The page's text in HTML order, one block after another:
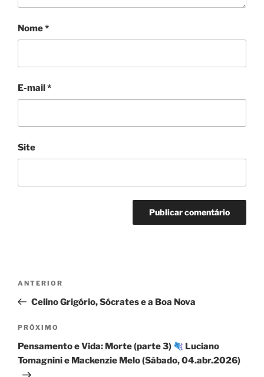
Nome*
E-mail*
Site
Post
Post
anterior
ANTERIOR
Celino Grigório, Sócrates e a Boa Nova
Próximo
post
PRÓXIMO
Pensamento e Vida: Morte (parte 3)
Luciano
Tomagnini e Mackenzie Melo (Sábado, 04.abr.2026)